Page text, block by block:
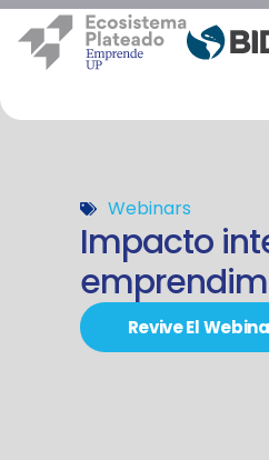
Webinars
Impacto
Revive El